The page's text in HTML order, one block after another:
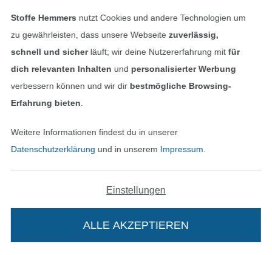
Finde mehr Inspiration
Nederlands
In den niederländischen
Français
In den
Stoffe Hemmers nutzt Cookies und andere Technologien um
zu gewährleisten, dass unsere Webseite zuverlässig,
schnell und sicherläuft; wir deine Nutzererfahrung mitfür
dich relevanten Inhalten und personalisierter Werbung
verbessern können und wir dir bestmögliche Browsing-
Erfahrung bieten
Weitere Informationen findest du in unserer
Datenschutzerklärung und in unserem Impressum
Einstellungen
ALLE AKZEPTIEREN